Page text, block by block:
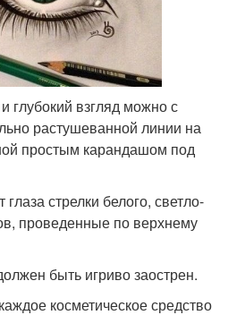
глубокий взгляд можно с
растушеванной линии на
простым карандашом под
стрелки белого, светло-
проведенные по верхнему
быть игриво заострен.
косметическое средство